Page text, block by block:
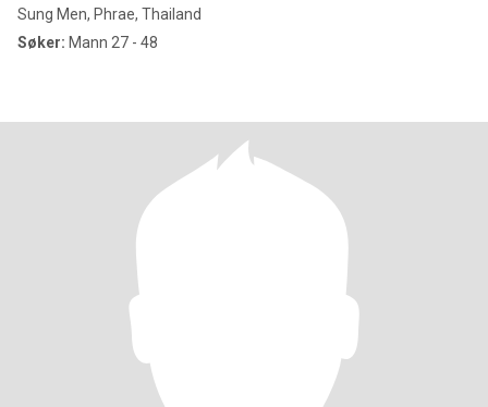
Sung Men, Phrae, Thailand
Søker: Mann 27 - 48